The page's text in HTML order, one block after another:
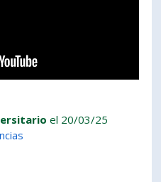
el 20/03/25